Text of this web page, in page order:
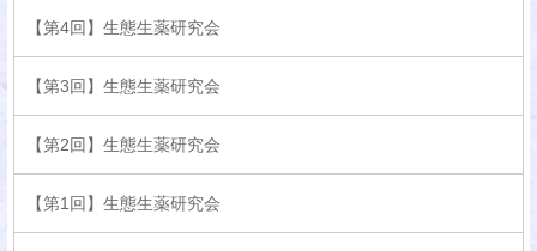
【第4回】生態生薬研究会
【第3回】生態生薬研究会
【第2回】生態生薬研究会
【第1回】生態生薬研究会